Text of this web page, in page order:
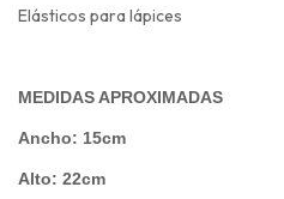
Elásticos para lápices
MEDIDAS APROXIMADAS
Ancho: 15cm
Alto: 22cm